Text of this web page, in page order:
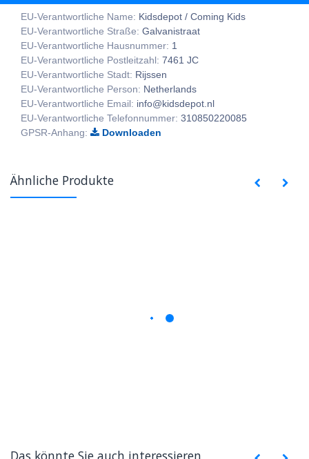
EU-Verantwortliche Name: Kidsdepot / Coming Kids
EU-Verantwortliche Straße: Galvanistraat
EU-Verantwortliche Hausnummer: 1
EU-Verantwortliche Postleitzahl: 7461 JC
EU-Verantwortliche Stadt: Rijssen
EU-Verantwortliche Person: Netherlands
EU-Verantwortliche Email: info@kidsdepot.nl
EU-Verantwortliche Telefonnummer: 310850220085
GPSR-Anhang:
Downloaden
Ähnliche Produkte
Das könnte Sie auch interessieren